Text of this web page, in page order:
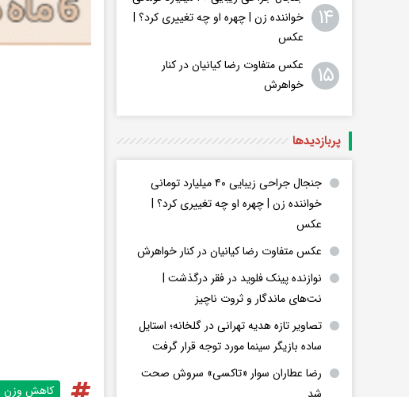
کاهش وزن
۱۴
خواننده زن | چهره او چه تغییری کرد؟ |
عکس
۱۵
عکس متفاوت رضا کیانیان در کنار
خواهرش
پربازدید‌ها
جنجال جراحی زیبایی ۴۰ میلیارد تومانی
خواننده زن | چهره او چه تغییری کرد؟ |
عکس
عکس متفاوت رضا کیانیان در کنار خواهرش
نوازنده پینک فلوید در فقر درگذشت |
نت‌های ماندگار و ثروت ناچیز
تصاویر تازه هدیه تهرانی در گلخانه؛ استایل
ساده بازیگر سینما مورد توجه قرار گرفت
رضا عطاران سوار «تاکسی» سروش صحت